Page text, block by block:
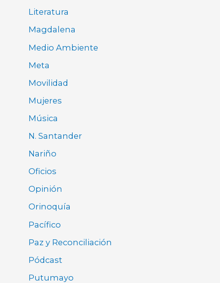
Literatura
Magdalena
Medio Ambiente
Meta
Movilidad
Mujeres
Música
N. Santander
Nariño
Oficios
Opinión
Orinoquía
Pacífico
Paz y Reconciliación
Pódcast
Putumayo